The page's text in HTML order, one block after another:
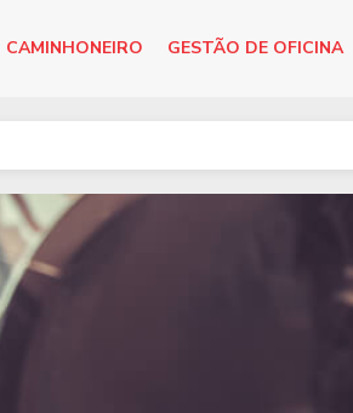
CAMINHONEIRO GESTÃO DE OFICINA